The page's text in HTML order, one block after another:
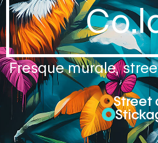
Fresque murale,
Street